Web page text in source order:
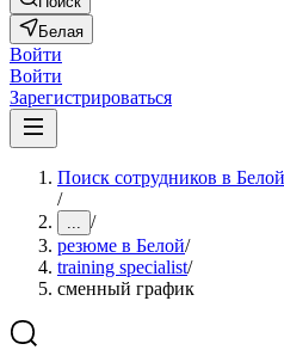
Белая
Войти
Войти
Зарегистрироваться
Поиск сотрудников в Белой
/
... /
резюме в Белой/
training specialist/
сменный график